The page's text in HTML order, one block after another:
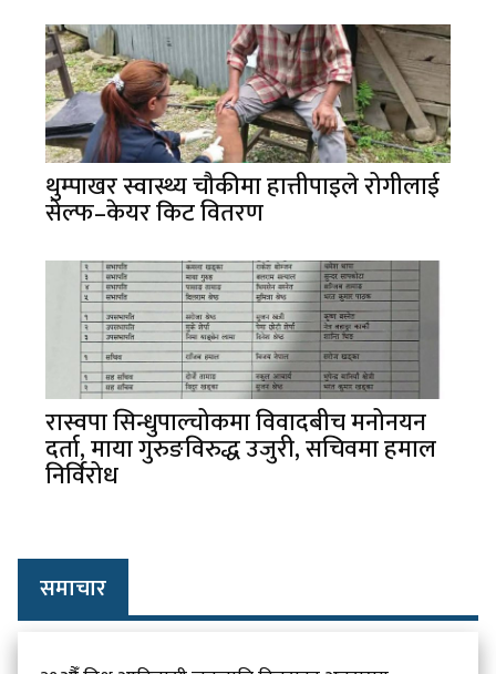
थुम्पाखर स्वास्थ्य चौकीमा हात्तीपाइले रोगीलाई
सेल्फ–केयर किट वितरण
रास्वपा सिन्धुपाल्चोकमा विवादबीच मनोनयन
दर्ता, माया गुरुङविरुद्ध उजुरी, सचिवमा हमाल
निर्विरोध
समाचार